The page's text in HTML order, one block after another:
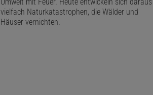
vielfach Naturkatastrophen, die Wälder und
Häuser vernichten.